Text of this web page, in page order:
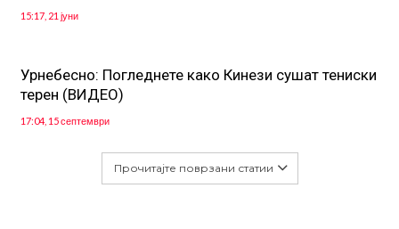
15:17, 21 јуни
Урнебесно: Погледнете како Кинези сушат тениски
терен (ВИДЕО)
17:04, 15 септември
Прочитајте поврзани статии